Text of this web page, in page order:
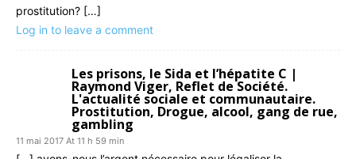
prostitution? […]
Log in to leave a comment
Les prisons, le Sida et l’hépatite C |
Raymond Viger, Reflet de Société.
L'actualité sociale et communautaire.
Prostitution, Drogue, alcool, gang de rue,
gambling
11 mai 2017 At 11 h 59 min